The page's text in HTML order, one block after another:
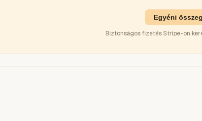
Egyéni összeg
Biztonságos fizetés Stripe-on